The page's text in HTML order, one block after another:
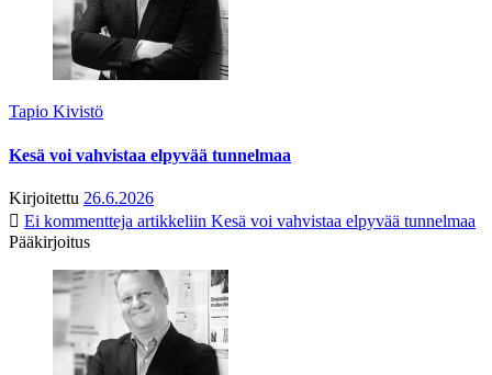
Tapio Kivistö
Kesä voi vahvistaa elpyvää tunnelmaa
Kirjoitettu 26.6.2026
Ei kommentteja artikkeliin Kesä voi vahvistaa elpyvää tunnelmaa
Pääkirjoitus